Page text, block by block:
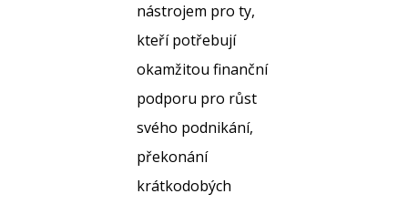
nástrojem pro ty,
kteří potřebují
okamžitou finanční
podporu pro růst
svého podnikání,
překonání
krátkodobých